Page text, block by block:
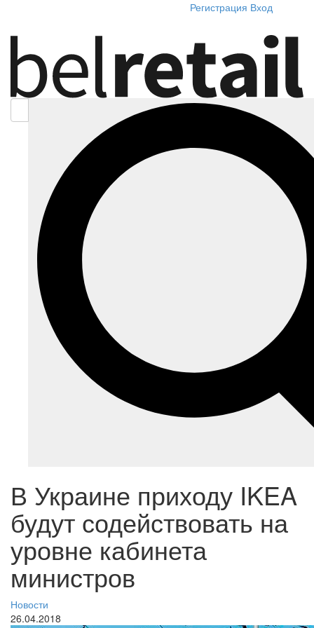
Регистрация Вход
В Украине приходу IKEA
будут содействовать на
уровне кабинета
министров
Новости
26.04.2018